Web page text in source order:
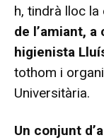
h, tindrà lloc la
de l’amiant,
higienista
tothom i
Universitària.
Un conjunt